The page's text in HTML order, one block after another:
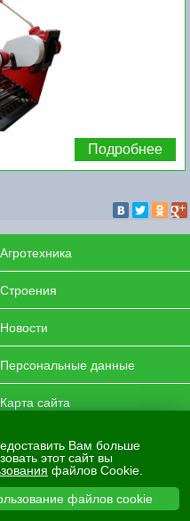
Подробнее
Агротехника
Строения
Новости
Персональные данные
Карта сайта
Все права защищены.
информация носит
публичной офертой.
Вам больше
этот сайт вы
файлов Cookie.
файлов cookie